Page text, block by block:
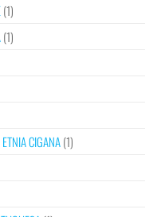
(1)
(1)
CIGANA(1)